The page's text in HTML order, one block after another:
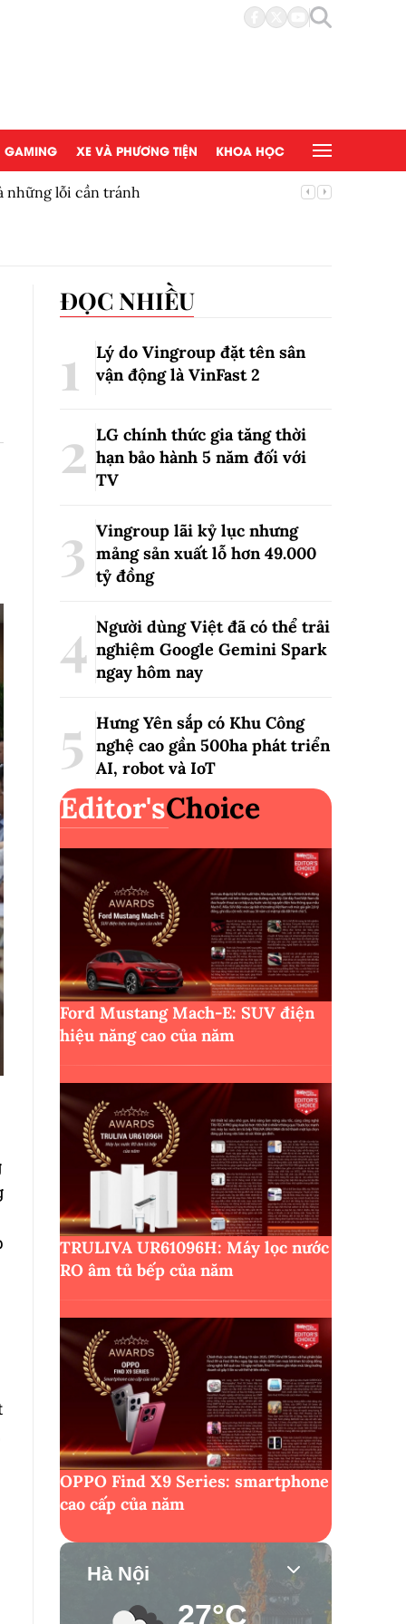
GAMING XE VÀ PHƯƠNG TIỆN KHOA HỌC
những lỗi cần tránh
ĐỌC NHIỀU
Lý do Vingroup đặt tên sân
vận động là VinFast2
LG chính thức gia tăng thời
hạn bảo hành 5 năm đối với
TV
Vingroup lãi kỷ lục nhưng
mảng sản xuất lỗ hơn 49.000
tỷ đồng
Người dùng Việt đã có thể trải
nghiệm Google Gemini Spark
ngay hôm nay
Hưng Yên sắp có Khu Công
nghệ cao gần 500ha phát triển
AI, robot và IoT
Editor'sChoice
Ford Mustang Mach-E: SUV điện
hiệu năng cao của năm
TRULIVA UR61096H: Máy lọc nước
RO âm tủ bếp của năm
OPPO Find X9 Series: smartphone
cao cấp của năm
Hà Nội
27°C